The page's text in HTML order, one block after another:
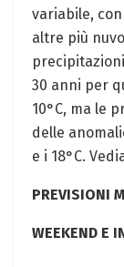
variabile,
altre più
30 anni per
10°C, ma le
delle
e i 18°C.
PREVISIONI
WEEKEND E